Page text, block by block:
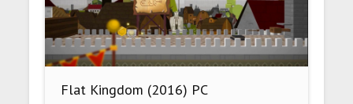
Flat Kingdom (2016) PC